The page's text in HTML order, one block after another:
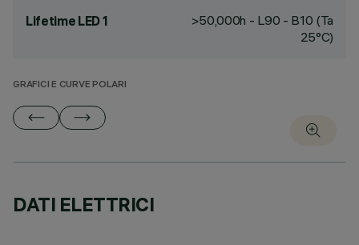
Lifetime LED 1
>50,000h - L90 - B10 (Ta
25°C)
GRAFICI E CURVE POLARI
DATI ELETTRICI